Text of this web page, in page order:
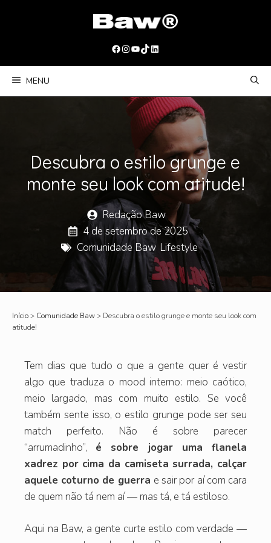
Facebook
Instagram
Youtube
TikTokLinkedIn
MENU
Descubra o estilo grunge e
monte seu look com atitude!
Redação Baw
4 de setembro de 2025
Comunidade Baw, Lifestyle
Início> Comunidade Baw> Descubra o estilo grunge e monte seu look com
atitude!
Tem dias que tudo o que a gente quer é vestir
algo que traduza o mood interno: meio caótico,
meio largado, mas com muito estilo. Se você
também sente isso, o estilo grunge pode ser seu
match perfeito. Não é sobre parecer
“arrumadinho”, é sobre jogar uma flanela
xadrez por cima da camiseta surrada, calçar
aquele coturno de guerra e sair por aí com cara
de quem não tá nem aí — mas tá, e tá estiloso.
Aqui na Baw, a gente curte estilo com verdade —